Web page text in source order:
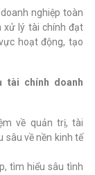
nghiệp toàn
xử lý tài chính đạt
hoạt động, tạo
tài chính doanh
về quản trị, tài
sâu về nền kinh tế
tìm hiểu sâu tình